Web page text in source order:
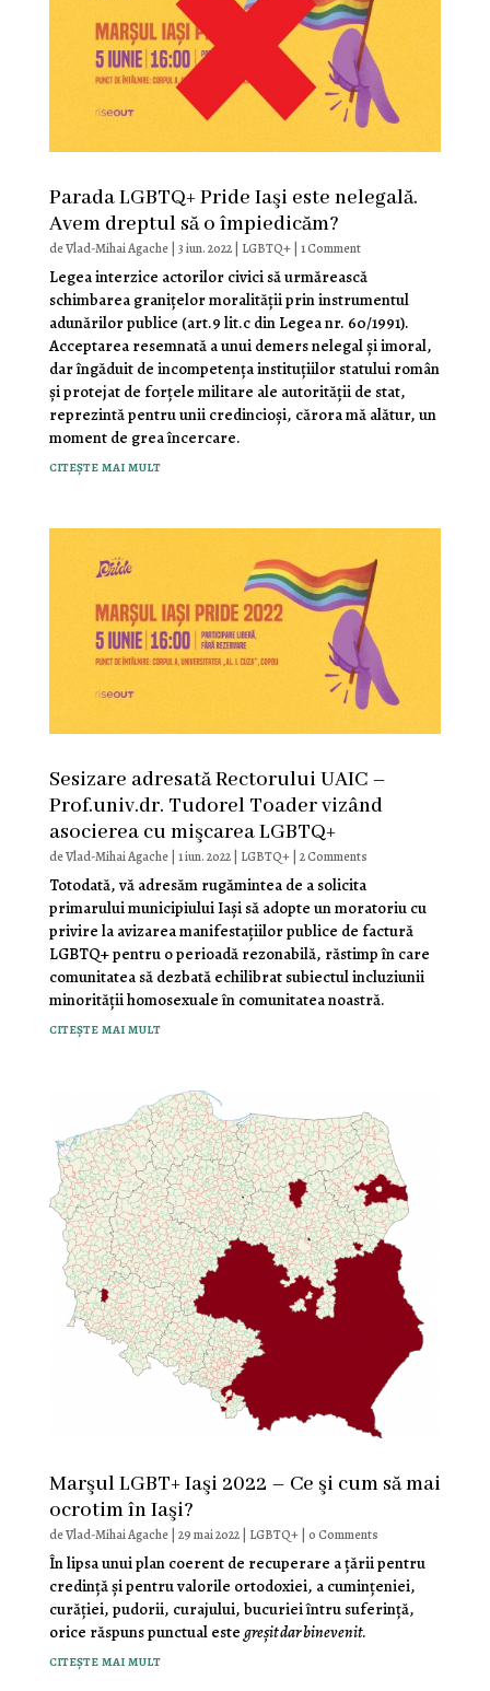
Parada LGBTQ+ Pride Iaşi este nelegală.
Avem dreptul să o împiedicăm?
deVlad-Mihai Agache| 3 iun. 2022| LGBTQ+| 1 Comment
Legea interzice actorilor civici să urmărească
schimbarea graniţelor moralităţii prin instrumentul
adunărilor publice (art.9 lit.c din Legea nr. 60/1991).
Acceptarea resemnată a unui demers nelegal şi imoral,
dar îngăduit de incompetenţa instituţiilor statului român
şi protejat de forţele militare ale autorităţii de stat,
reprezintă pentru unii credincioşi, cărora mă alătur, un
moment de grea încercare.
citește mai mult
Sesizare adresată Rectorului UAIC –
Prof.univ.dr. Tudorel Toader vizând
asocierea cu mişcarea LGBTQ+
deVlad-Mihai Agache| 1 iun. 2022| LGBTQ+| 2 Comments
Totodată, vă adresăm rugămintea de a solicita
primarului municipiului Iaşi să adopte un moratoriu cu
privire la avizarea manifestaţiilor publice de factură
LGBTQ+ pentru o perioadă rezonabilă, răstimp în care
comunitatea să dezbată echilibrat subiectul incluziunii
minorităţii homosexuale în comunitatea noastră.
citește mai mult
Marşul LGBT+ Iaşi 2022 – Ce şi cum să mai
ocrotim în Iaşi?
deVlad-Mihai Agache| 29 mai 2022| LGBTQ+| 0 Comments
În lipsa unui plan coerent de recuperare a ţării pentru
credinţă şi pentru valorile ortodoxiei, a cuminţeniei,
curăţiei, pudorii, curajului, bucuriei întru suferinţă,
orice răspuns punctual este greşit dar binevenit.
citește mai mult